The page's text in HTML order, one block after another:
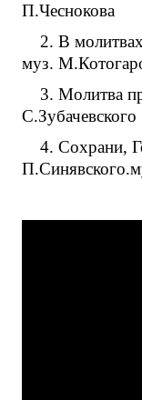
П.Чеснокова
2. В
муз.
3. Молитва
С.Зубачевского
4. Сохрани,